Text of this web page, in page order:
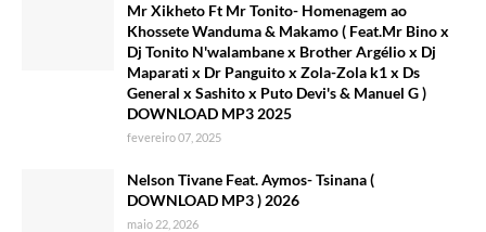
Mr Xikheto Ft Mr Tonito- Homenagem ao
Khossete Wanduma & Makamo ( Feat.Mr Bino x
Dj Tonito N'walambane x Brother Argélio x Dj
Maparati x Dr Panguito x Zola-Zola k1 x Ds
General x Sashito x Puto Devi's & Manuel G )
DOWNLOAD MP3 2025
fevereiro 07, 2025
Nelson Tivane Feat. Aymos- Tsinana (
DOWNLOAD MP3 ) 2026
maio 22, 2026